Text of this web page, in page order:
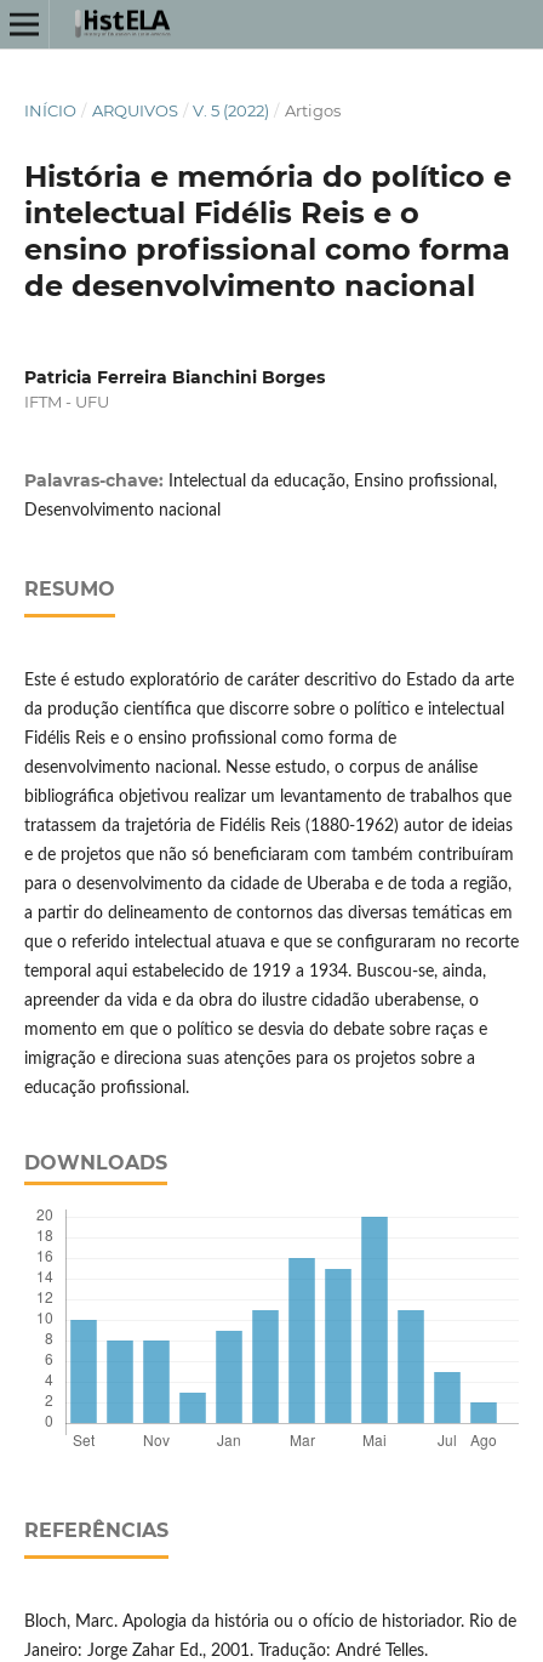
INÍCIO / ARQUIVOS / V. 5 (2022) / Artigos
História e memória do político e
intelectual Fidélis Reis e o
ensino profissional como forma
de desenvolvimento nacional
Patricia Ferreira Bianchini Borges
IFTM - UFU
Palavras-chave:
Intelectual da educação, Ensino profissional,
Desenvolvimento nacional
RESUMO
Este é estudo exploratório de caráter descritivo do Estado da arte
da produção científica que discorre sobre o político e intelectual
Fidélis Reis e o ensino profissional como forma de
desenvolvimento nacional. Nesse estudo, o corpus de análise
bibliográfica objetivou realizar um levantamento de trabalhos que
tratassem da trajetória de Fidélis Reis (1880-1962) autor de ideias
e de projetos que não só beneficiaram com também contribuíram
para o desenvolvimento da cidade de Uberaba e de toda a região,
a partir do delineamento de contornos das diversas temáticas em
que o referido intelectual atuava e que se configuraram no recorte
temporal aqui estabelecido de 1919 a 1934. Buscou-se, ainda,
apreender da vida e da obra do ilustre cidadão uberabense, o
momento em que o político se desvia do debate sobre raças e
imigração e direciona suas atenções para os projetos sobre a
educação profissional.
DOWNLOADS
REFERÊNCIAS
Bloch, Marc. Apologia da história ou o ofício de historiador. Rio de
Janeiro: Jorge Zahar Ed., 2001. Tradução: André Telles.